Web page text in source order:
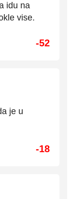
idu na
vise.
-52
je u
-18